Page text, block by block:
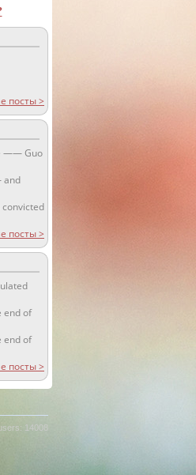
посты >
—— Guo
and
convicted
посты >
end of
end of
посты >
14008